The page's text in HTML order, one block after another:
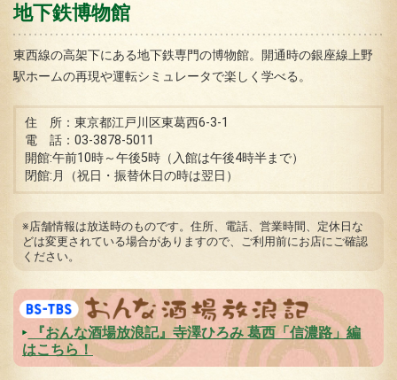
地下鉄博物館
東西線の高架下にある地下鉄専門の博物館。開通時の銀座線上野
駅ホームの再現や運転シミュレータで楽しく学べる。
住 所：東京都江戸川区東葛西6-3-1
電 話：03-3878-5011
開館:午前10時～午後5時（入館は午後4時半まで）
閉館:月（祝日・振替休日の時は翌日）
※店舗情報は放送時のものです。住所、電話、営業時間、定休日な
どは変更されている場合がありますので、ご利用前にお店にご確認
ください。
『おんな酒場放浪記』寺澤ひろみ 葛西「信濃路」編
はこちら！